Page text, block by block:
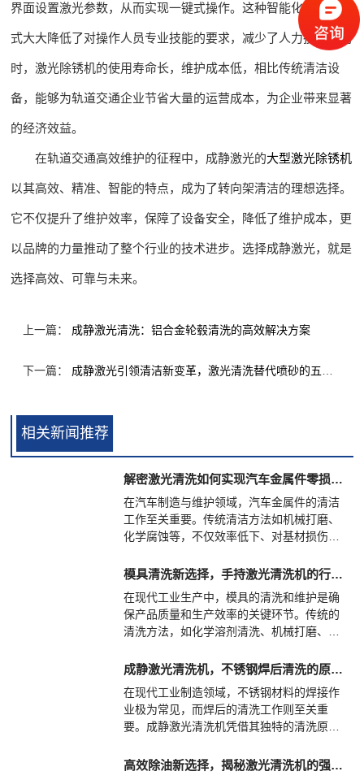
界面设置激光参数，从而实现一键式操作。这种智能化的操作方
式大大降低了对操作人员专业技能的要求，减少了人力投入。同
时，激光除锈机的使用寿命长，维护成本低，相比传统清洁设
备，能够为轨道交通企业节省大量的运营成本，为企业带来显著
的经济效益。
在轨道交通高效维护的征程中，成静激光的大型激光除锈机
以其高效、精准、智能的特点，成为了转向架清洁的理想选择。
它不仅提升了维护效率，保障了设备安全，降低了维护成本，更
以品牌的力量推动了整个行业的技术进步。选择成静激光，就是
选择高效、可靠与未来。
上一篇： 成静激光清洗：铝合金轮毂清洗的高效解决方案
下一篇： 成静激光引领清洁新变革，激光清洗替代喷砂的五大优势
相关新闻推荐
解密激光清洗如何实现汽车金属件零损伤清洁
在汽车制造与维护领域，汽车金属件的清洁
工作至关重要。传统清洁方法如机械打磨、
化学腐蚀等，不仅效率低下、对基材损伤
出现，为汽车金属件的清洁带来了革命性的
业制造商，其设备在汽车金属件零损伤清洁
中发挥着重要作用。
模具清洗新选择，手持激光清洗机的行业应用及优势
在现代工业生产中，模具的清洗和维护是确
保产品质量和生产效率的关键环节。传统的
清洗方法，如化学溶剂清洗、机械打磨、喷
成损伤，同时带来环境污染和高昂的维护成
以其高效、便捷、环保等优势，逐渐成为模
具清洗领域的新宠。
成静激光清洗机，不锈钢焊后清洗的原理和优势
在现代工业制造领域，不锈钢材料的焊接作
业极为常见，而焊后的清洗工作则至关重
要。成静激光清洗机凭借其独特的清洗原
势，成为了现代工业制造中不可或缺的设高效除油新选择，揭秘激光清洗机的强大功能